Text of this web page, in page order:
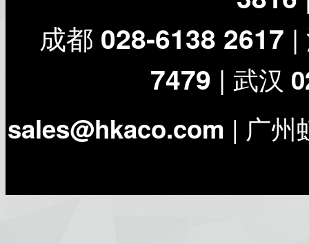
成都 028-6138 2617 |
7479 | 武汉
sales@hkaco.com | 广州